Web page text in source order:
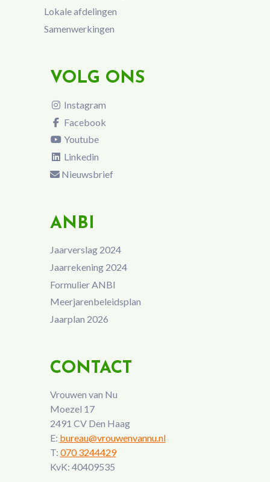
Lokale afdelingen
Samenwerkingen
VOLG ONS
Instagram
Facebook
Youtube
Linkedin
Nieuwsbrief
ANBI
Jaarverslag 2024
Jaarrekening 2024
Formulier ANBI
Meerjarenbeleidsplan
Jaarplan 2026
CONTACT
Vrouwen van Nu
Moezel 17
2491 CV Den Haag
E: bureau@vrouwenvannu.nl
T: 070 3244429
KvK: 40409535